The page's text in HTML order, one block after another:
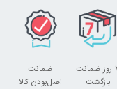
۷ روز ضمانت
بازگشت
ضمانت
اصل‌بودن کالا